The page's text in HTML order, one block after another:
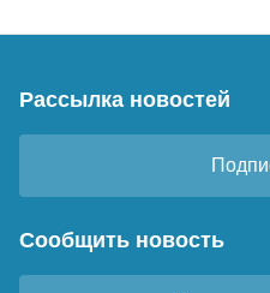
Рассылка новостей
Сообщить новость